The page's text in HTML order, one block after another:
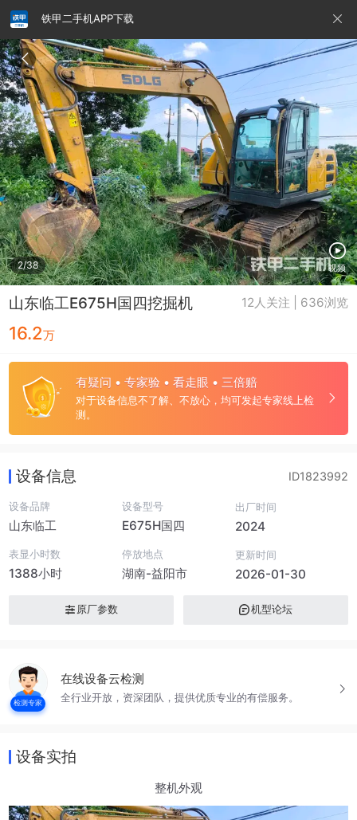
铁甲二手机APP下载
2/38 视频
山东临工E675H国四挖掘机 12人关注 | 636浏览
16.2万
有疑问 • 专家验 • 看走眼 • 三倍赔
对于设备信息不了解、不放心，均可发起专家线上检
测。
请输入手机号
提
交
即
表
示
您
同
意
《隐
私
政
策》
设备信息 ID1823992
设备品牌
山东临工
设备型号
E675H国四
出厂时间
2024
表显小时数
1388小时
停放地点
湖南-益阳市
更新时间
2026-01-30
原厂参数 机型论坛
检测专家
在线设备云检测
全行业开放，资深团队，提供优质专业的有偿服务。
设备实拍
整机外观
铁甲龙总部 4000099032 认证经纪人